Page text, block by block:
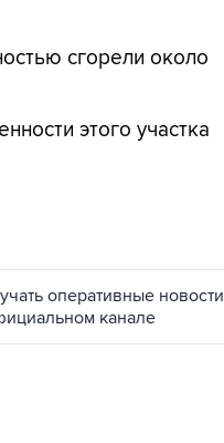
сгорели около
этого участка
оперативные новости
канале